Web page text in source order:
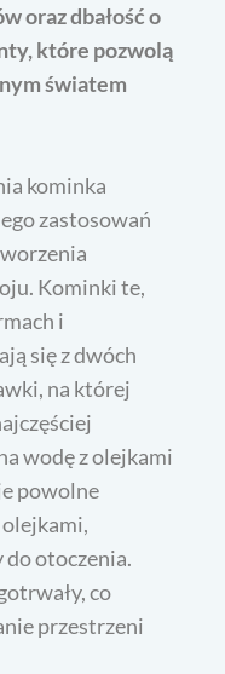
oraz dbałość o
które pozwolą
światem
kominka
zastosowań
Kominki te,
i
się z dwóch
na której
wodę z olejkami
powolne
otoczenia.
co
przestrzeni